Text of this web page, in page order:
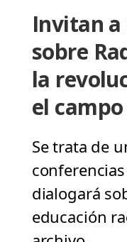
Invitan
sobre
la
el
Se trata de
dialogará
educación